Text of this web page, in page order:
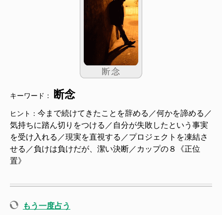
キーワード： 断念
ヒント： 今まで続けてきたことを辞める／何かを諦める／
気持ちに踏ん切りをつける／自分が失敗したという事実
を受け入れる／現実を直視する／プロジェクトを凍結さ
せる／負けは負けだが、潔い決断／カップの８《正位
置》
もう一度占う